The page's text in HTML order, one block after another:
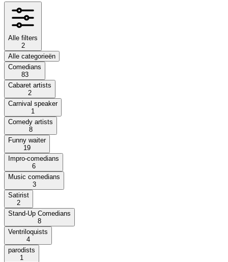
Alle filters
2
Alle categorieën
Comedians
83
Cabaret artists
2
Carnival speaker
1
Comedy artists
8
Funny waiter
19
Impro-comedians
6
Music comedians
3
Satirist
2
Stand-Up Comedians
8
Ventriloquists
4
parodists
1